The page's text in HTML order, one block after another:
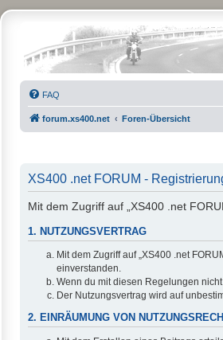
FAQ
forum.xs400.net Foren-Übersicht
XS400 .net FORUM -
Mit dem Zugriff auf „XS400 .net
1. NUTZUNGSVERTRAG
Mit dem Zugriff auf „XS400 .net
einverstanden.
Wenn du mit diesen Regelungen
Der Nutzungsvertrag wird auf
2. EINRÄUMUNG VON